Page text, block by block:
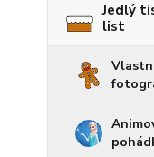
Jedlý
list